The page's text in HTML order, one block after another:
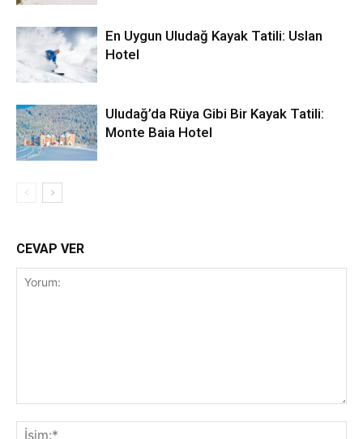
En Uygun Uludağ Kayak Tatili: Uslan
Hotel
Uludağ’da Rüya Gibi Bir Kayak Tatili:
Monte Baia Hotel
CEVAP VER